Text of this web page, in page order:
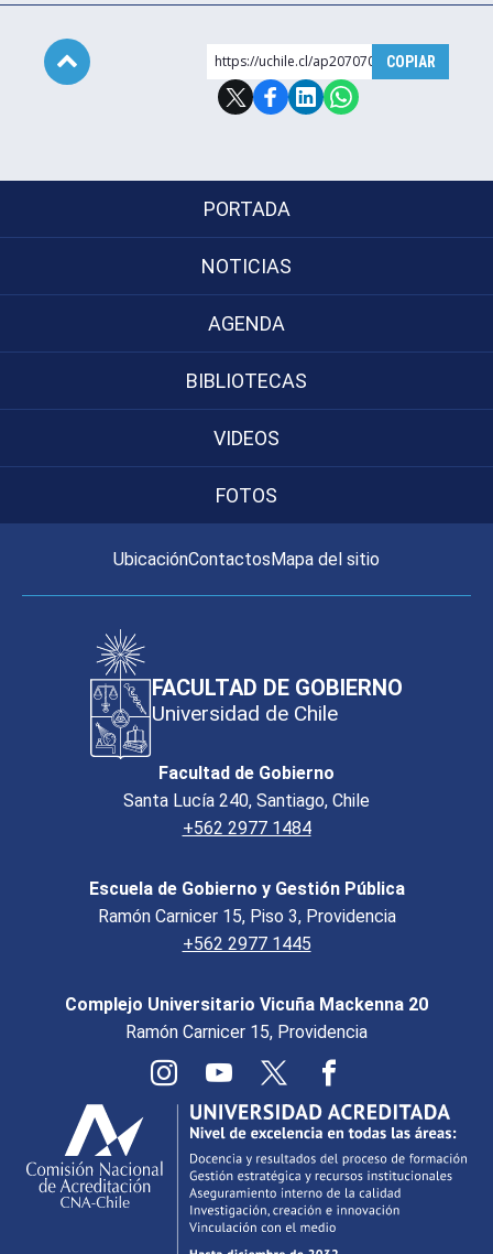
https://uchile.cl/ap207070 COPIAR
PORTADA
NOTICIAS
AGENDA
BIBLIOTECAS
VIDEOS
FOTOS
UbicaciónContactosMapa del sitio
FACULTAD DE GOBIERNO
Universidad de Chile
Facultad de Gobierno
Santa Lucía 240, Santiago, Chile
+562 2977 1484
Escuela de Gobierno y Gestión Pública
Ramón Carnicer 15, Piso 3, Providencia
+562 2977 1445
Complejo Universitario Vicuña Mackenna 20
Ramón Carnicer 15, Providencia